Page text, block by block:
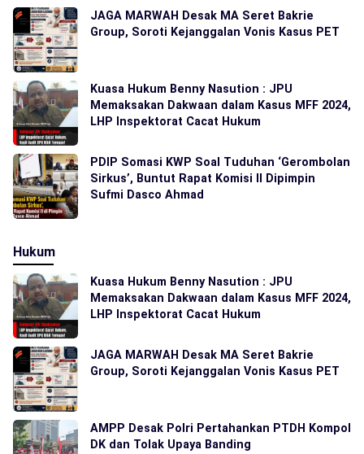
JAGA MARWAH Desak MA Seret Bakrie
Group, Soroti Kejanggalan Vonis Kasus PET
Kuasa Hukum Benny Nasution : JPU
Memaksakan Dakwaan dalam Kasus MFF 2024,
LHP Inspektorat Cacat Hukum
PDIP Somasi KWP Soal Tuduhan ‘Gerombolan
Sirkus’, Buntut Rapat Komisi II Dipimpin
Sufmi Dasco Ahmad
Hukum
Kuasa Hukum Benny Nasution : JPU
Memaksakan Dakwaan dalam Kasus MFF 2024,
LHP Inspektorat Cacat Hukum
JAGA MARWAH Desak MA Seret Bakrie
Group, Soroti Kejanggalan Vonis Kasus PET
AMPP Desak Polri Pertahankan PTDH Kompol
DK dan Tolak Upaya Banding